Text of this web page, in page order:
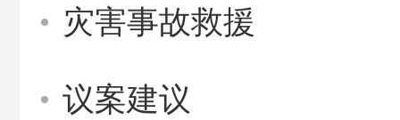
灾害事故救援
议案建议